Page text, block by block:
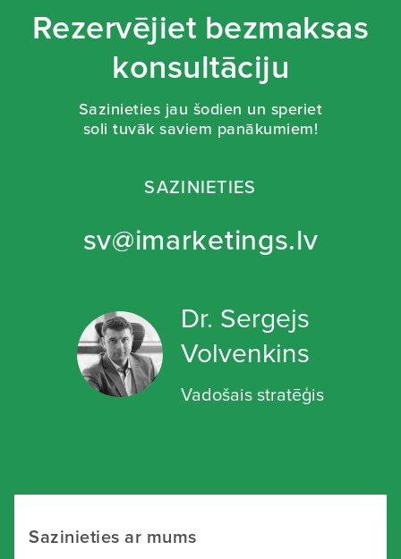
Rezervējiet bezmaksas
konsultāciju
Sazinieties jau šodien un speriet
soli tuvāk saviem panākumiem!
SAZINIETIES
sv@imarketings.lv
Dr. Sergejs
Volvenkins
Vadošais stratēģis
Sazinieties ar mums